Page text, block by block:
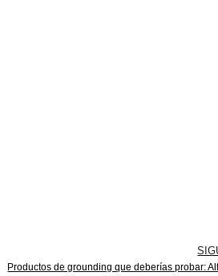
Productos de grounding que deberías probar: